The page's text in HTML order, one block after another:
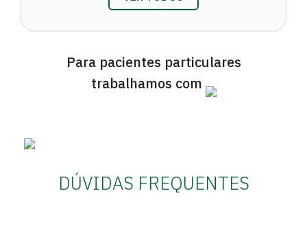
Para pacientes particulares
trabalhamos com
DÚVIDAS FREQUENTES